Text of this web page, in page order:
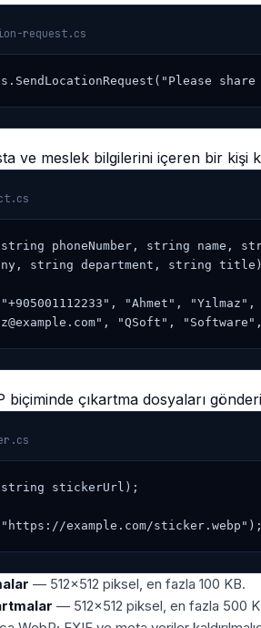
request.cs
ve meslek bilgilerini içeren bir kişi
phoneNumber, string name,
string department, string
"Ahmet", "Yılmaz",
"QSoft",
biçiminde çıkartma dosyaları
stickerUrl);
example.com/
— 512×512 piksel, en fazla 100 KB.
— 512×512 piksel, en fazla 500